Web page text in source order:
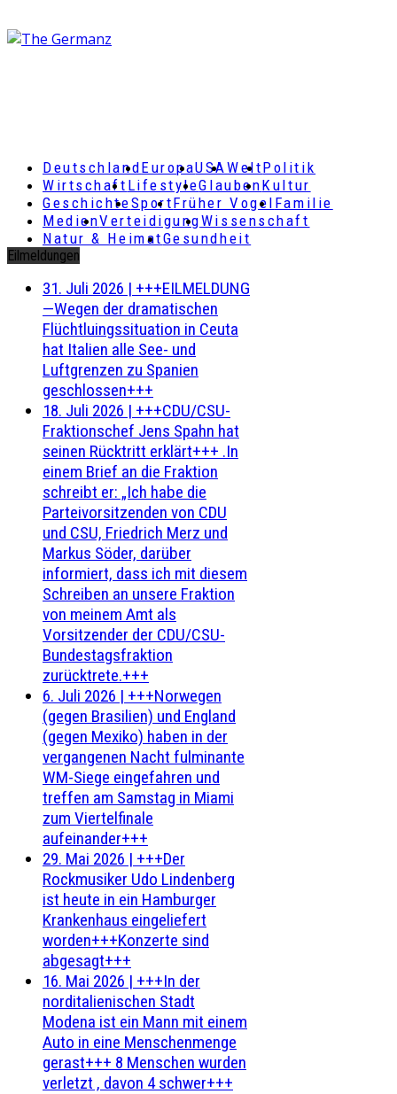
DeutschlandEuropaUSAWeltPolitik
Wirtschaft LifestyleGlaubenKultur
GeschichteSportFrüher Vogel Familie
MedienVerteidigungWissenschaft
Natur & HeimatGesundheit
Eilmeldungen
31. Juli 2026 | +++EILMELDUNG
—Wegen der dramatischen
Flüchtluingssituation in Ceuta
hat Italien alle See- und
Luftgrenzen zu Spanien
geschlossen+++
18. Juli 2026 | +++CDU/CSU-
Fraktionschef Jens Spahn hat
seinen Rücktritt erklärt+++ .In
einem Brief an die Fraktion
schreibt er: „Ich habe die
Parteivorsitzenden von CDU
und CSU, Friedrich Merz und
Markus Söder, darüber
informiert, dass ich mit diesem
Schreiben an unsere Fraktion
von meinem Amt als
Vorsitzender der CDU/CSU-
Bundestagsfraktion
zurücktrete.+++
6. Juli 2026 | +++Norwegen
(gegen Brasilien) und England
(gegen Mexiko) haben in der
vergangenen Nacht fulminante
WM-Siege eingefahren und
treffen am Samstag in Miami
zum Viertelfinale
aufeinander+++
29. Mai 2026 | +++Der
Rockmusiker Udo Lindenberg
ist heute in ein Hamburger
Krankenhaus eingeliefert
worden+++Konzerte sind
abgesagt+++
16. Mai 2026 | +++In der
norditalienischen Stadt
Modena ist ein Mann mit einem
Auto in eine Menschenmenge
gerast+++ 8 Menschen wurden
verletzt , davon 4 schwer+++